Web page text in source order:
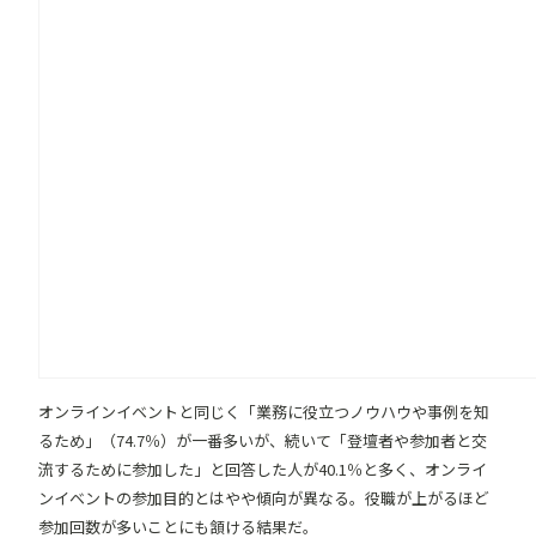
オンラインイベントと同じく「業務に役立つノウハウや事例を知
るため」（74.7％）が一番多いが、続いて「登壇者や参加者と交
流するために参加した」と回答した人が40.1％と多く、オンライ
ンイベントの参加目的とはやや傾向が異なる。役職が上がるほど
参加回数が多いことにも頷ける結果だ。